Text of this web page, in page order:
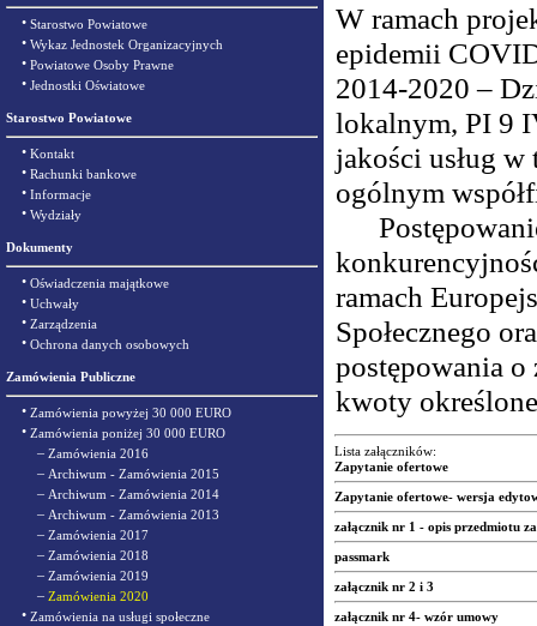
• Starostwo Powiatowe
• Wykaz Jednostek Organizacyjnych
• Powiatowe Osoby Prawne
• Jednostki Oświatowe
Starostwo Powiatowe
• Kontakt
• Rachunki bankowe
• Informacje
• Wydziały
Dokumenty
• Oświadczenia majątkowe
• Uchwały
• Zarządzenia
• Ochrona danych osobowych
Zamówienia Publiczne
• Zamówienia powyżej 30 000 EURO
• Zamówienia poniżej 30 000 EURO
– Zamówienia 2016
– Archiwum - Zamówienia 2015
– Archiwum - Zamówienia 2014
– Archiwum - Zamówienia 2013
– Zamówienia 2017
– Zamówienia 2018
– Zamówienia 2019
– Zamówienia 2020
• Zamówienia na usługi społeczne
W ramach
epidemii
2014-2020 –
lokalnym, PI 9
jakości usług
ogólnym
Postępowanie
ramach
Społecznego
postępowania
kwoty
Lista załączników:
Zapytanie ofertowe
Zapytanie ofertowe- wersja
załącznik nr 1 - opis przedmiotu
passmark
załącznik nr 2 i 3
załącznik nr 4- wzór umowy